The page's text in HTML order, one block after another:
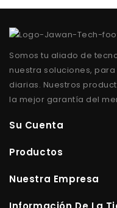
Somos tu aliado de
nuestra soluciones,
diarias. Nuestros
la mejor garantía del
Su Cuenta
Productos
Nuestra Empresa